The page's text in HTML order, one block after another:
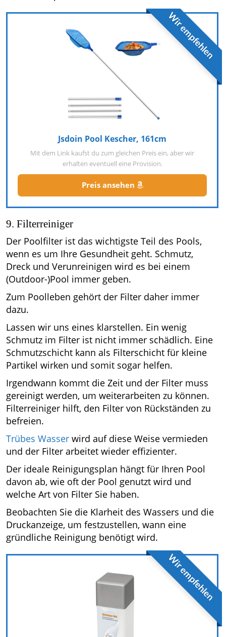
Wir empfehlen
Jsdoin Pool Kescher, 161cm
Mit dem Link kaufst du zum gleichen Preis ein, aber wir
erhalten eventuell eine Provision.
Preis ansehen
9. Filterreiniger
Der Poolfilter ist das wichtigste Teil des Pools,
wenn es um Ihre Gesundheit geht. Schmutz,
Dreck und Verunreinigen wird es bei einem
(Outdoor-)Pool immer geben.
Zum Poolleben gehört der Filter daher immer
dazu.
Lassen wir uns eines klarstellen. Ein wenig
Schmutz im Filter ist nicht immer schädlich. Eine
Schmutzschicht kann als Filterschicht für kleine
Partikel wirken und somit sogar helfen.
Irgendwann kommt die Zeit und der Filter muss
gereinigt werden, um weiterarbeiten zu können.
Filterreiniger hilft, den Filter von Rückständen zu
befreien.
Trübes Wasser wird auf diese Weise vermieden
und der Filter arbeitet wieder effizienter.
Der ideale Reinigungsplan hängt für Ihren Pool
davon ab, wie oft der Pool genutzt wird und
welche Art von Filter Sie haben.
Beobachten Sie die Klarheit des Wassers und die
Druckanzeige, um festzustellen, wann eine
gründliche Reinigung benötigt wird.
Wir empfehlen